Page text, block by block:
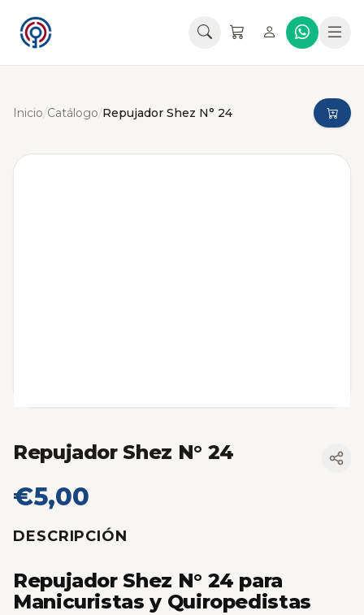
Inicio/Catálogo/Repujador Shez N° 24
Repujador Shez N° 24
€5,00
DESCRIPCIÓN
Repujador Shez N° 24 para
Manicuristas y Quiropedistas